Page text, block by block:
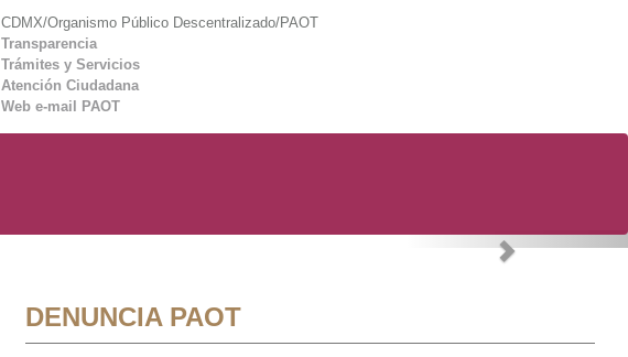
CDMX/Organismo Público Descentralizado/PAOT
Transparencia
Trámites y Servicios
Atención Ciudadana
Web e-mail PAOT
Next
DENUNCIA PAOT